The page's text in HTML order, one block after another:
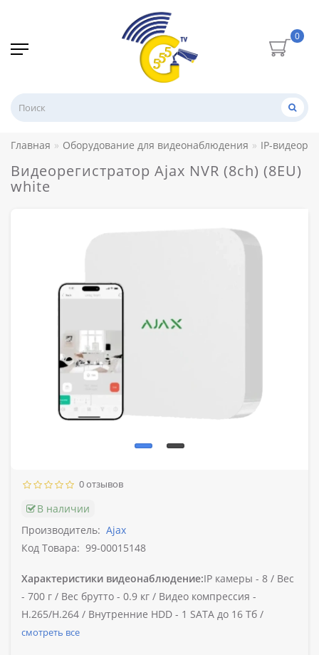
0
Главная Оборудование для видеонаблюдения IP-
Видеорегистратор Ajax NVR (8ch) (8EU)
white
0 отзывов
В наличии
Производитель: Ajax
Код Товара: 99-00015148
Характеристики видеонаблюдение:IP камеры - 8 / Вес
- 700 г / Вес брутто - 0.9 кг / Видео компрессия -
H.265/H.264 / Внутренние HDD - 1 SATA до 16 Тб /
смотреть все